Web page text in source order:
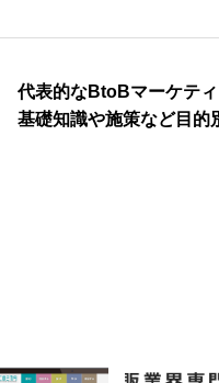
代表的なBtoBマーケティ
基礎知識や施策など目的